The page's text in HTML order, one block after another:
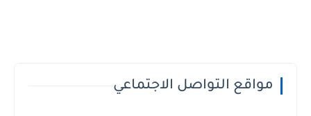
مواقع التواصل الاجتماعي